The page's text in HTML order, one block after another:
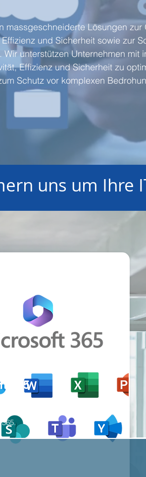
massgeschneiderte Lösungen zur
und Sicherheit sowie zur
unterstützen Unternehmen mit
Effizienz und Sicherheit zu
Schutz vor komplexen
uns um Ihre
365
Unternehmen mit den Produkten